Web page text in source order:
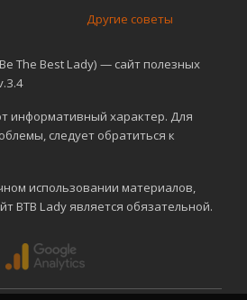
The Best Lady) — сайт полезных
информативный характер. Для
следует обратиться к
использовании материалов,
BTB Lady является обязательной.
Другие советы